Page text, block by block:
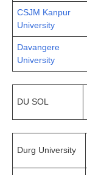
CSJM Kanpur
University
Davangere
University
DU SOL
Durg University